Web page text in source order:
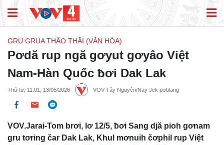
GRU GRUA THÂO THĂI (VĂN HÓA)
Pơdă rup ngă gơyut gơyâo Việt
Nam-Hàn Quốc ƀơi Dak Lak
Thứ tư, 11:01, 13/05/2026 VOV Tây Nguyên/Nay Jek pơblang
VOV.Jarai-Tom brơi, lơ 12/5, ƀơi Sang djă pioh gơnam
gru tơring čar Dak Lak, Khul mơnuih čơphil rup Việt